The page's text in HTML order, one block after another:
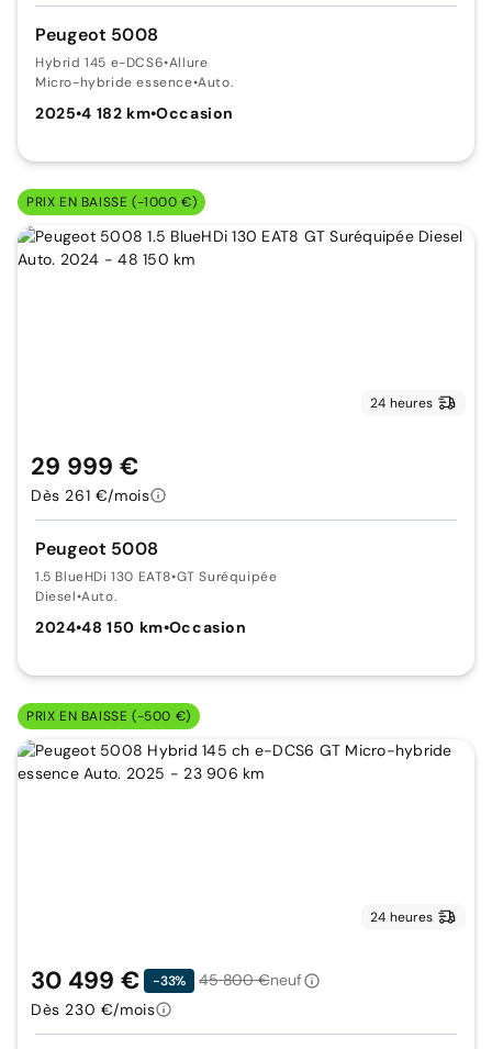
Peugeot 5008
Hybrid 145 e-DCS6•Allure
Micro-hybride essence•Auto.
2025•4 182 km•Occasion
PRIX EN BAISSE (-1000 €)
24 heures
Peugeot 5008
1.5 BlueHDi 130 EAT8•GT Suréquipée
Diesel•Auto.
2024•48 150 km•Occasion
29 999 €
Dès 261 €/mois
PRIX EN BAISSE (-500 €)
24 heures
30 499 € -33% 45 800 €neuf
Dès 230 €/mois